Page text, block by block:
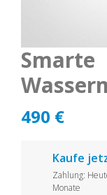
Smarte
490 €
Kaufe
Zahlung:
Monate